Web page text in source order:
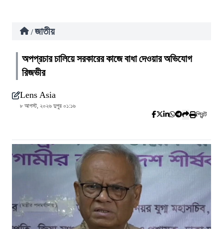
/ জাতীয়
অপপ্রচার চালিয়ে সরকারের কাজে বাধা দেওয়ার অভিযোগ
রিজভীর
Lens Asia
৮ আগস্ট, ২০২৬ দুপুর ০১:১৬
প্রিন্ট